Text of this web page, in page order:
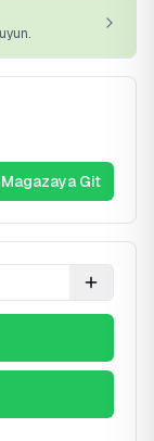
Magazaya Git